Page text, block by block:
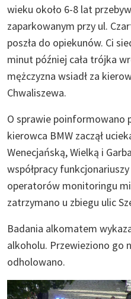
wieku około 6-8 lat
zaparkowanym przy ul.
poszła do opiekunów. Ci
minut później cała trójka
mężczyzna wsiadł za
Chwaliszewa.
O sprawie poinformowano
kierowca BMW zaczął
Wenecjańską, Wielką i
współpracy
operatorów monitoringu
zatrzymano u zbiegu ulic
Badania alkomatem
alkoholu. Przewieziono go
odholowano.